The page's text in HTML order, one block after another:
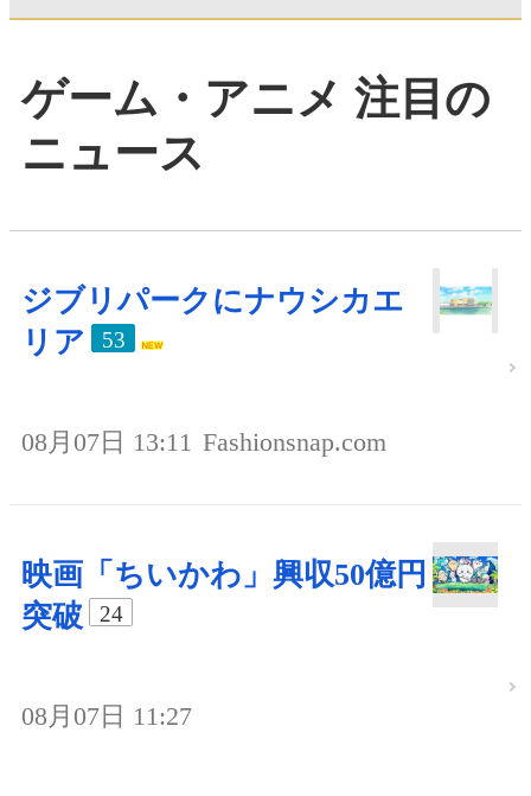
ゲーム・アニメ 注目の
ニュース
ジブリパークにナウシカエ
リア
53
08月07日 13:11 Fashionsnap.com
映画「ちいかわ」興収50億円
突破
24
08月07日 11:27